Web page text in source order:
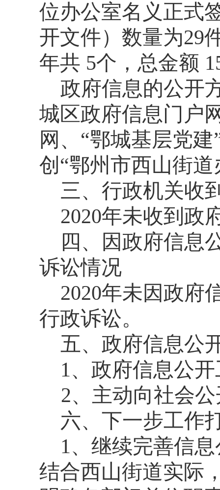
位办公室名义正式
开文件）数量为29
年共 5个，总金额
政府信息的公开
城区政府信息门户
网、 “鄂城基层党建
创 “鄂州市西山街道
三、行政机关收
2020年未收到政
四、因政府信息
诉讼情况
2020年未因政府
行政诉讼。
五、政府信息公
1、政府信息公
2、主动向社会
六、下一步工作
1、继续完善信
结合西山街道实际